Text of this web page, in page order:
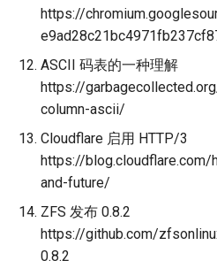
https://
ASCII 码表的一种理解
https://
column-ascii/
Cloudflare 启用 HTTP/3
https://
and-future/
ZFS 发布 0.8.2
https://github.com/
0.8.2